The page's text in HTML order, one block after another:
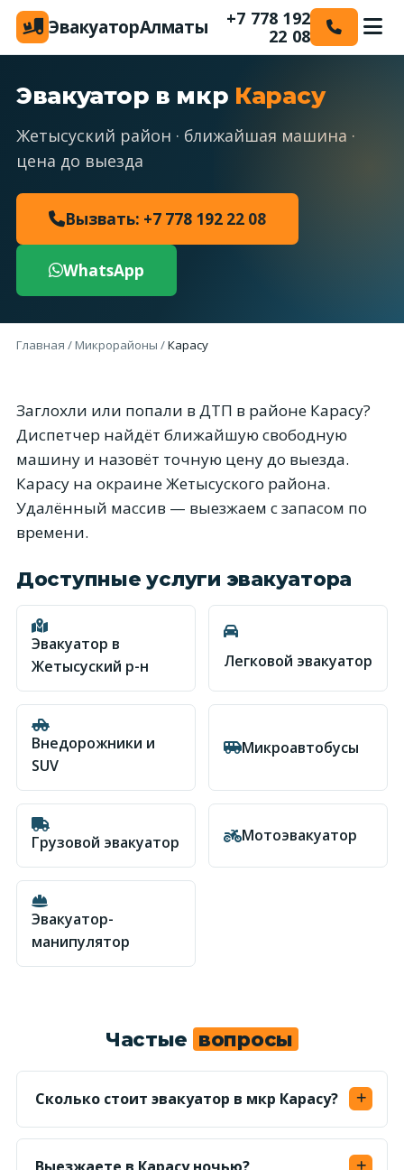
ЭвакуаторАлматы
+7 778 192
22 08
Эвакуатор в мкр Карасу
Жетысуский район · ближайшая машина ·
цена до выезда
Вызвать: +7 778 192 22 08
WhatsApp
Главная /Микрорайоны /Карасу
Заглохли или попали в ДТП в районе Карасу?
Диспетчер найдёт ближайшую свободную
машину и назовёт точную цену до выезда.
Карасу на окраине Жетысуского района.
Удалённый массив — выезжаем с запасом по
времени.
Доступные услуги эвакуатора
Эвакуатор в
Жетысуский р-н
Легковой эвакуатор
Внедорожники и
SUV
Микроавтобусы
Грузовой эвакуатор Мотоэвакуатор
Эвакуатор-
манипулятор
Частые вопросы
Сколько стоит эвакуатор в мкр Карасу?
От 20 000 ₸ по городу для легкового авто;
точную сумму по адресу называем до выезда.